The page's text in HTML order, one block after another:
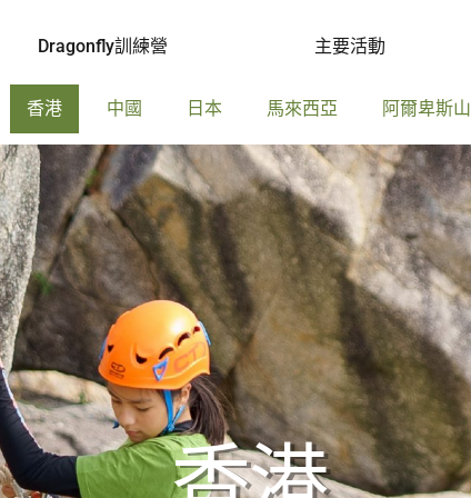
Dragonfly訓練營 主要活動
香港 中國 日本 馬來西亞 阿爾卑斯山